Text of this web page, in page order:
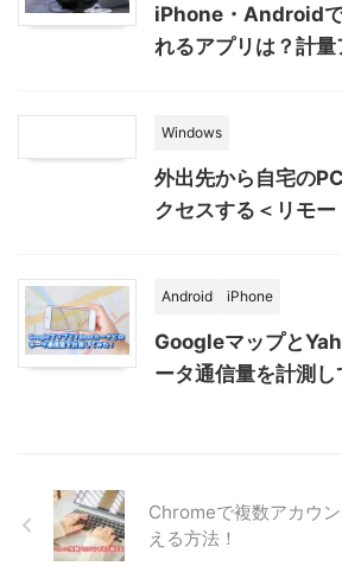
iPhone・Android
れるアプリは？計量
Windows
外出先から自宅の
クセスする＜リモー
Android iPhone
Googleマップと
ータ通信量を計測し
Chromeで複数アカウ
える方法！